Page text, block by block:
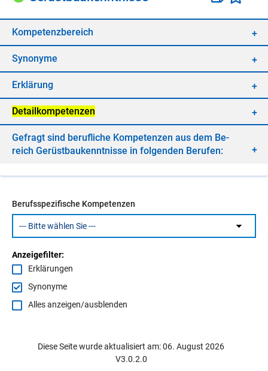
Kom­pe­tenz­be­reich
Syn­ony­me
Er­klä­rung
De­tail­kom­pe­ten­zen
Ge­fragt sind be­ruf­li­che Kom­pe­ten­zen aus dem Be­
reich Ge­rüst­bau­kennt­nis­se in fol­gen­den Be­ru­fen:
Berufsspezifische Kompetenzen
Anzeigefilter:
Erklärungen
Synonyme
Alles anzeigen/ausblenden
Diese Seite wurde aktualisiert am: 06. August 2026
V3.0.2.0